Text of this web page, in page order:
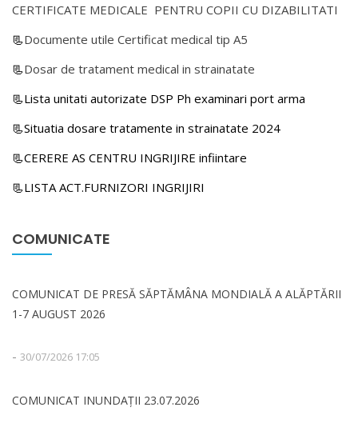
CERTIFICATE MEDICALE PENTRU COPII CU DIZABILITATI
📃Documente utile Certificat medical tip A5
📃Dosar de tratament medical in strainatate
📃Lista unitati autorizate DSP Ph examinari port arma
📃Situatia dosare tratamente in strainatate 2024
📃CERERE AS CENTRU INGRIJIRE infiintare
📃LISTA ACT.FURNIZORI INGRIJIRI
COMUNICATE
COMUNICAT DE PRESĂ SĂPTĂMÂNA MONDIALĂ A ALĂPTĂRII
1-7 AUGUST 2026
- 30/07/2026 17:05
COMUNICAT INUNDAȚII 23.07.2026